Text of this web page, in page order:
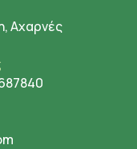
Αχαρνές